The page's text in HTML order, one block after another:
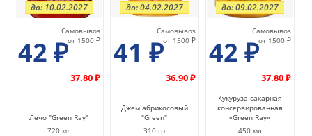
42 ₽
Самовывоз
от 1500 ₽
37.80 ₽
Лечо "Green Ray"
до: 10.02.2027
720 мл
41 ₽
Самовывоз
от 1500 ₽
36.90 ₽
Джем абрикосовый
"Green"
до: 04.02.2027
310 гр
42 ₽
Самовывоз
от 1500 ₽
37.80 ₽
Кукуруза сахарная
консервированная
«Green Ray»
до: 09.02.2027
450 мл